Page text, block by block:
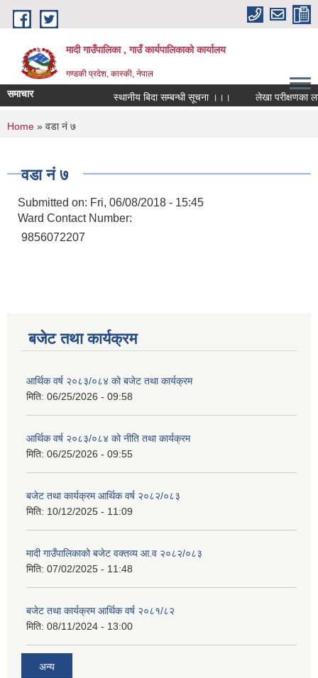
Skip to main content
मादी गाउँपालिका , गाउँ कार्यपालिकाको कार्यालय
गण्डकी प्रदेश, कास्की, नेपाल
समाचार स्थानीय बिदा सम्बन्धी सूचना ।।। लेखा परीक्षणका लागि
You are here
Home » वडा नं ७
वडा नं ७
Submitted on: Fri, 06/08/2018 - 15:45
Ward Contact Number:
9856072207
बजेट तथा कार्यक्रम
आर्थिक वर्ष २०८३/०८४ को बजेट तथा कार्यक्रम
मिति: 06/25/2026 - 09:58
आर्थिक वर्ष २०८३/०८४ को नीति तथा कार्यक्रम
मिति: 06/25/2026 - 09:55
बजेट तथा कार्यक्रम आर्थिक वर्ष २०८२/०८३
मिति: 10/12/2025 - 11:09
मादी गाउँपालिकाको बजेट वक्तव्य आ.व २०८२/०८३
मिति: 07/02/2025 - 11:48
बजेट तथा कार्यक्रम आर्थिक वर्ष २०८१/८२
मिति: 08/11/2024 - 13:00
अन्य